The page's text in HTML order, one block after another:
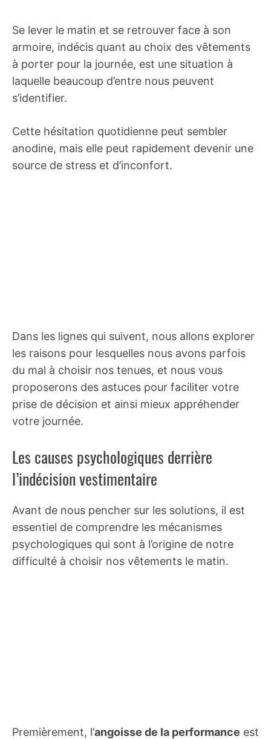
Se lever le matin et se retrouver face à son
armoire, indécis quant au choix des vêtements
à porter pour la journée, est une situation à
laquelle beaucoup d’entre nous peuvent
s’identifier.
Cette hésitation quotidienne peut sembler
anodine, mais elle peut rapidement devenir une
source de stress et d’inconfort.
Dans les lignes qui suivent, nous allons explorer
les raisons pour lesquelles nous avons parfois
du mal à choisir nos tenues, et nous vous
proposerons des astuces pour faciliter votre
prise de décision et ainsi mieux appréhender
votre journée.
Les causes psychologiques derrière
l’indécision vestimentaire
Avant de nous pencher sur les solutions, il est
essentiel de comprendre les mécanismes
psychologiques qui sont à l’origine de notre
difficulté à choisir nos vêtements le matin.
Premièrement, l’angoisse de la performance est